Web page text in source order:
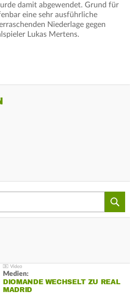
damit abgewendet. Grund für
eine sehr ausführliche
Niederlage gegen
Lukas Mertens.
Medien:
DIOMANDE WECHSELT ZU REAL
MADRID